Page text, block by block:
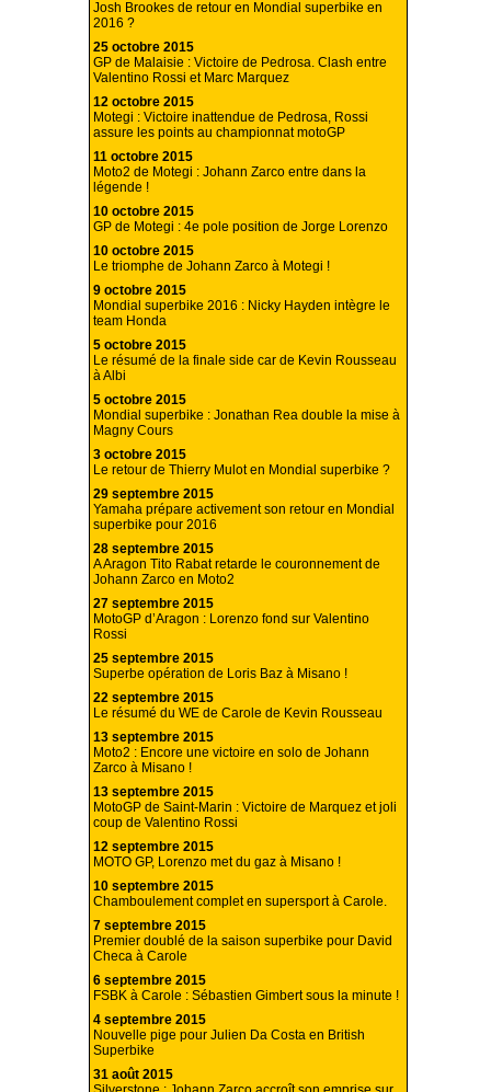
Josh Brookes de retour en Mondial superbike en
2016 ?
25 octobre 2015
GP de Malaisie : Victoire de Pedrosa. Clash entre
Valentino Rossi et Marc Marquez
12 octobre 2015
Motegi : Victoire inattendue de Pedrosa, Rossi
assure les points au championnat motoGP
11 octobre 2015
Moto2 de Motegi : Johann Zarco entre dans la
légende !
10 octobre 2015
GP de Motegi : 4e pole position de Jorge Lorenzo
10 octobre 2015
Le triomphe de Johann Zarco à Motegi !
9 octobre 2015
Mondial superbike 2016 : Nicky Hayden intègre le
team Honda
5 octobre 2015
Le résumé de la finale side car de Kevin Rousseau
à Albi
5 octobre 2015
Mondial superbike : Jonathan Rea double la mise à
Magny Cours
3 octobre 2015
Le retour de Thierry Mulot en Mondial superbike ?
29 septembre 2015
Yamaha prépare activement son retour en Mondial
superbike pour 2016
28 septembre 2015
A Aragon Tito Rabat retarde le couronnement de
Johann Zarco en Moto2
27 septembre 2015
MotoGP d’Aragon : Lorenzo fond sur Valentino
Rossi
25 septembre 2015
Superbe opération de Loris Baz à Misano !
22 septembre 2015
Le résumé du WE de Carole de Kevin Rousseau
13 septembre 2015
Moto2 : Encore une victoire en solo de Johann
Zarco à Misano !
13 septembre 2015
MotoGP de Saint-Marin : Victoire de Marquez et joli
coup de Valentino Rossi
12 septembre 2015
MOTO GP, Lorenzo met du gaz à Misano !
10 septembre 2015
Chamboulement complet en supersport à Carole.
7 septembre 2015
Premier doublé de la saison superbike pour David
Checa à Carole
6 septembre 2015
FSBK à Carole : Sébastien Gimbert sous la minute !
4 septembre 2015
Nouvelle pige pour Julien Da Costa en British
Superbike
31 août 2015